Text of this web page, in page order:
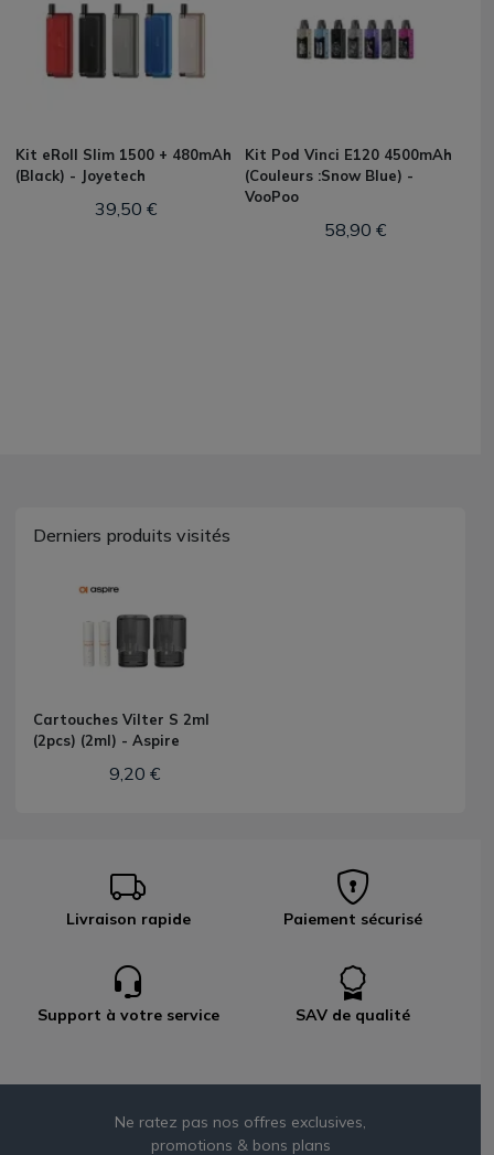
Kit eRoll Slim 1500 + 480mAh
(Black) - Joyetech
39,50 €
Kit Pod Vinci E120 4500mAh
(Couleurs :Snow Blue) -
VooPoo
58,90 €
Derniers produits visités
Cartouches Vilter S 2ml
(2pcs) (2ml) - Aspire
9,20 €
Livraison rapide Paiement sécurisé
Support à votre service SAV de qualité
Ne ratez pas nos offres exclusives,
promotions & bons plans